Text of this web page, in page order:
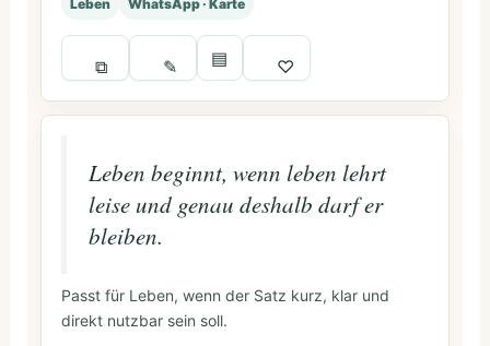
Leben WhatsApp · Karte
⧉ ✎ ▤ ♡
Leben beginnt, wenn leben lehrt
leise und genau deshalb darf er
bleiben.
Passt für Leben, wenn der Satz kurz, klar und
direkt nutzbar sein soll.